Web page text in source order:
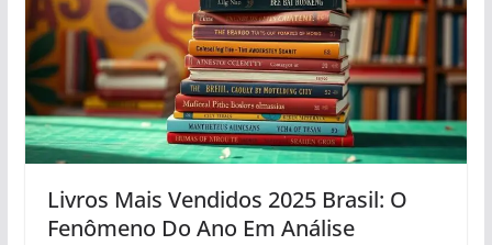
Livros Mais Vendidos 2025 Brasil: O
Fenômeno Do Ano Em Análise